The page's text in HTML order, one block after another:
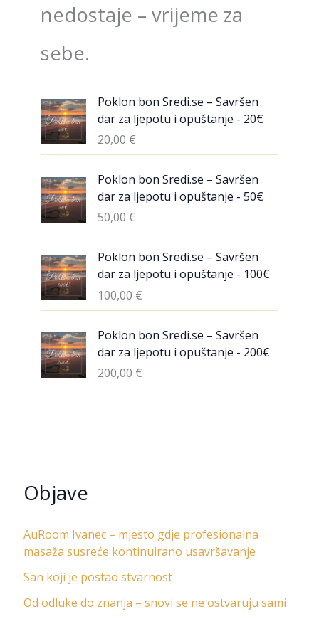
nedostaje – vrijeme za
sebe.
Poklon bon Sredi.se – Savršen
dar za ljepotu i opuštanje - 20€
20,00 €
Poklon bon Sredi.se – Savršen
dar za ljepotu i opuštanje - 50€
50,00 €
Poklon bon Sredi.se – Savršen
dar za ljepotu i opuštanje - 100€
100,00 €
Poklon bon Sredi.se – Savršen
dar za ljepotu i opuštanje - 200€
200,00 €
Objave
AuRoom Ivanec – mjesto gdje profesionalna
masaža susreće kontinuirano usavršavanje
San koji je postao stvarnost
Od odluke do znanja – snovi se ne ostvaruju sami